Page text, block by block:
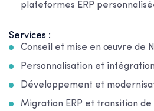
plateformes ERP
Services :
Conseil et mise en œuvre de
Personnalisation et
Développement et
Migration ERP et transition